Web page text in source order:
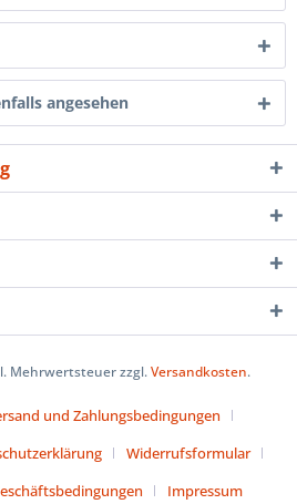
angesehen
Mehrwertsteuer zzgl.Versandkosten.
und Zahlungsbedingungen
Widerrufsformular
Impressum